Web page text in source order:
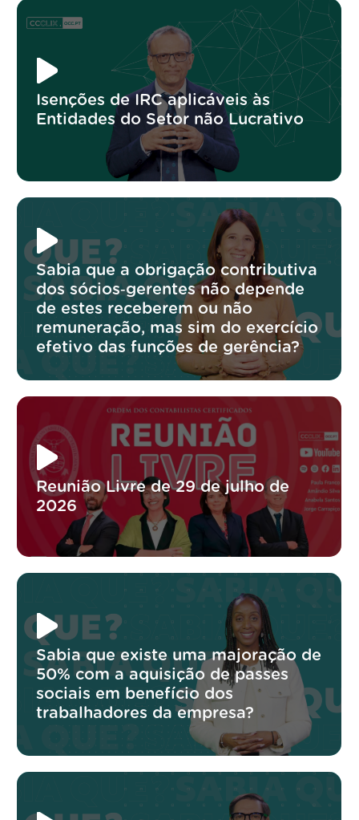
Isenções de IRC aplicáveis às
Entidades do Setor não Lucrativo
Sabia que a obrigação contributiva
dos sócios‑gerentes não depende
de estes receberem ou não
remuneração, mas sim do exercício
efetivo das funções de gerência?
Reunião Livre de 29 de julho de
2026
Sabia que existe uma majoração de
50% com a aquisição de passes
sociais em benefício dos
trabalhadores da empresa?